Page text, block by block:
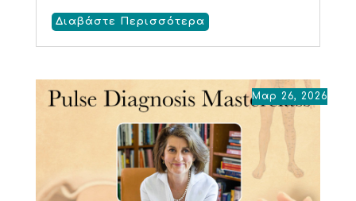
Διαβάστε Περισσότερα
Μαρ 26, 2026